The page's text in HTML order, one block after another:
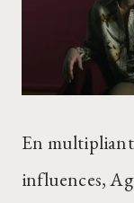
En multipliant
influences,